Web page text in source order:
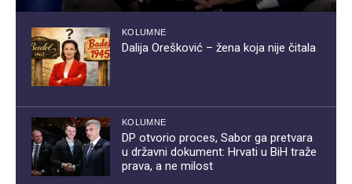
KOLUMNE
Dalija Orešković – žena koja nije čitala
KOLUMNE
DP otvorio proces, Sabor ga pretvara
u državni dokument: Hrvati u BiH traže
prava, a ne milost